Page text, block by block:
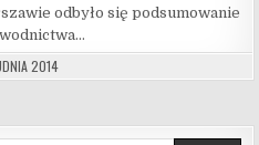
odbyło się podsumowanie
2014